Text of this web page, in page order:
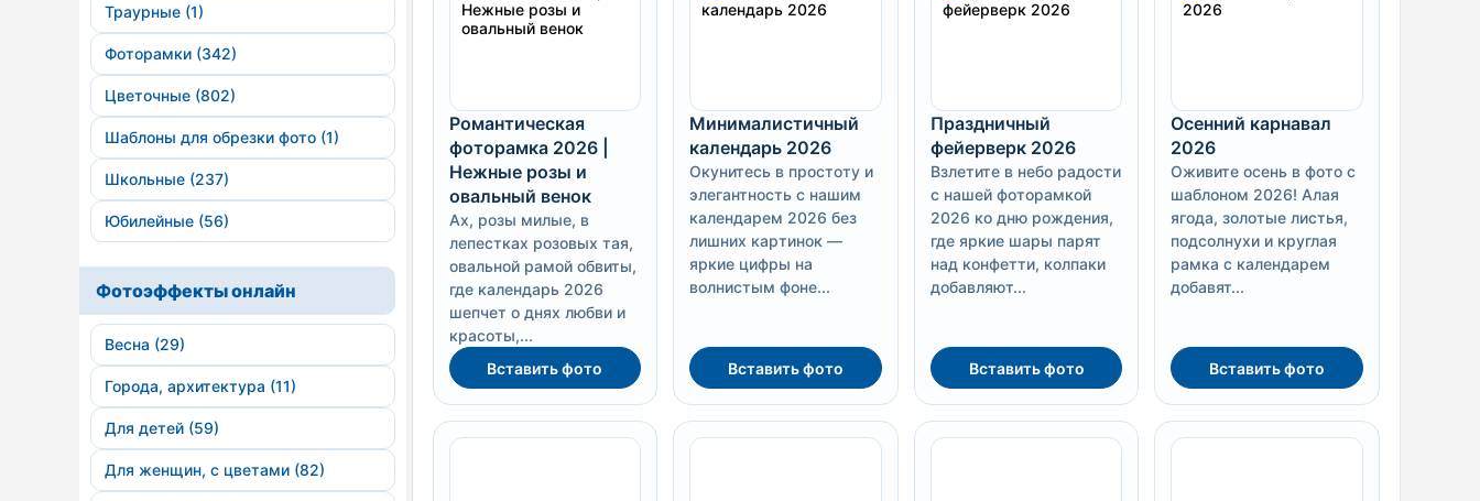
Траурные (1)
Фоторамки (342)
Цветочные (802)
Шаблоны для обрезки фото (1)
Школьные (237)
Юбилейные (56)
Фотоэффекты онлайн
Весна (29)
Города, архитектура (11)
Для детей (59)
Для женщин, с цветами (82)
Романтическая
фоторамка 2026 |
Нежные розы и
овальный венок
Ах, розы милые, в
лепестках розовых тая,
овальной рамой обвиты,
где календарь 2026
шепчет о днях любви и
красоты,...
Вставить фото
Минималистичный
календарь 2026
Окунитесь в простоту и
элегантность с нашим
календарем 2026 без
лишних картинок —
яркие цифры на
волнистым фоне...
Вставить фото
Праздничный
фейерверк 2026
Взлетите в небо радости
с нашей фоторамкой
2026 ко дню рождения,
где яркие шары парят
над конфетти, колпаки
добавляют...
Вставить фото
Осенний карнавал
2026
Оживите осень в фото с
шаблоном 2026! Алая
ягода, золотые листья,
подсолнухи и круглая
рамка с календарем
добавят...
Вставить фото